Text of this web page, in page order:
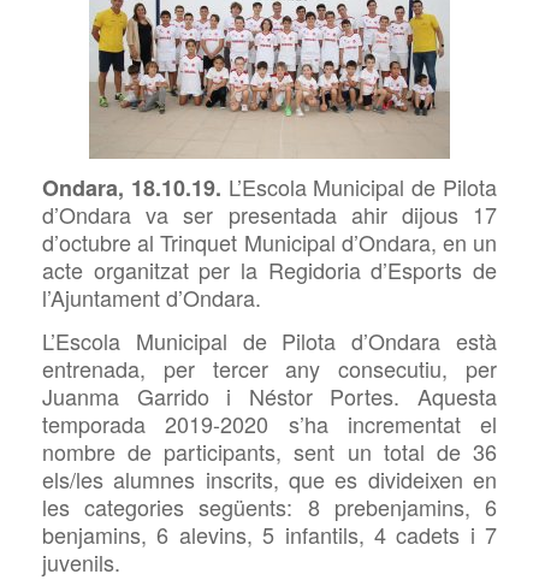
Ondara, 18.10.19. L’Escola Municipal de Pilota
d’Ondara va ser presentada ahir dijous 17
d’octubre al Trinquet Municipal d’Ondara, en un
acte organitzat per la Regidoria d’Esports de
l’Ajuntament d’Ondara.
L’Escola Municipal de Pilota d’Ondara està
entrenada, per tercer any consecutiu, per
Juanma Garrido i Néstor Portes. Aquesta
temporada 2019-2020 s’ha incrementat el
nombre de participants, sent un total de 36
els/les alumnes inscrits, que es divideixen en
les categories següents: 8 prebenjamins, 6
benjamins, 6 alevins, 5 infantils, 4 cadets i 7
juvenils.